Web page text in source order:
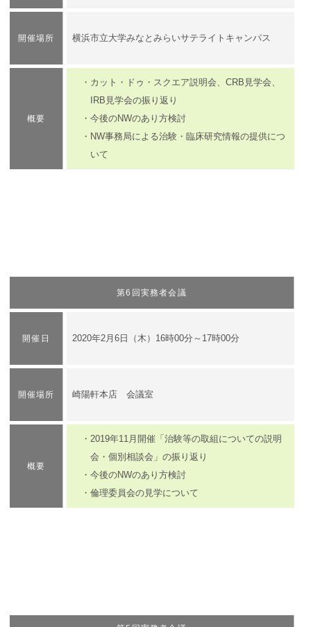
開催場所 横浜市立大学みなとみらいサテライトキャンパス
概要
・カット・ドゥ・スクエア説明会、CRB見学会、
IRB見学会の振り返り
・今後のNWのあり方検討
・NW事務局による治験・臨床研究情報の提供につ
いて
第6回実務者会議
開催日 2020年2月6日（木）16時00分～17時00分
開催場所 ​崎陽軒本店 会議室
概要
・2019年11月開催「治験等の取組についての説明
会・個別相談会」の振り返り
・今後のNWのあり方検討
・倫理委員会の見学について